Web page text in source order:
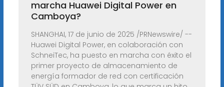
marcha Huawei Digital Power en
Camboya?
SHANGHAI, 17 de junio de 2025 /PRNewswire/ --
Huawei Digital Power, en colaboración con
SchneiTec, ha puesto en marcha con éxito el
primer proyecto de almacenamiento de
energía formador de red con certificación